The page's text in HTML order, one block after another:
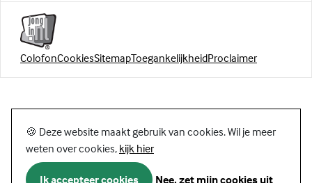
ColofonCookiesSitemapToegankelijkheidProclaimer
🍪 Deze website maakt gebruik van cookies. Wil je meer
weten over cookies, kijk hier
Ik accepteer cookies Nee, zet mijn cookies uit